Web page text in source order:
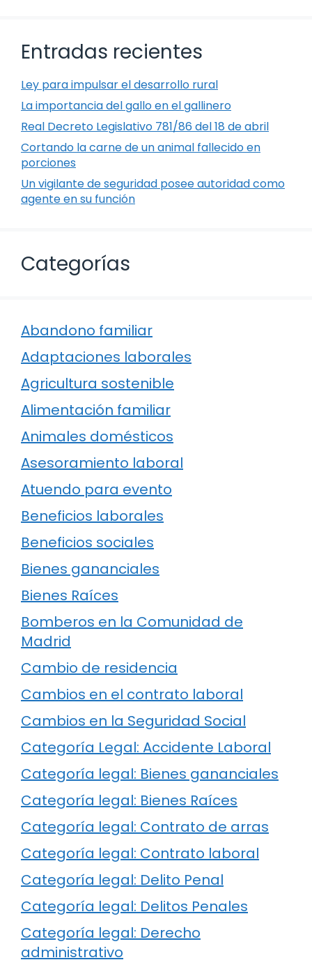
Entradas recientes
Ley para impulsar el desarrollo rural
La importancia del gallo en el gallinero
Real Decreto Legislativo 781/86 del 18 de abril
Cortando la carne de un animal fallecido en
porciones
Un vigilante de seguridad posee autoridad como
agente en su función
Categorías
Abandono familiar
Adaptaciones laborales
Agricultura sostenible
Alimentación familiar
Animales domésticos
Asesoramiento laboral
Atuendo para evento
Beneficios laborales
Beneficios sociales
Bienes gananciales
Bienes Raíces
Bomberos en la Comunidad de
Madrid
Cambio de residencia
Cambios en el contrato laboral
Cambios en la Seguridad Social
Categoría Legal: Accidente Laboral
Categoría legal: Bienes gananciales
Categoría legal: Bienes Raíces
Categoría legal: Contrato de arras
Categoría legal: Contrato laboral
Categoría legal: Delito Penal
Categoría legal: Delitos Penales
Categoría legal: Derecho
administrativo